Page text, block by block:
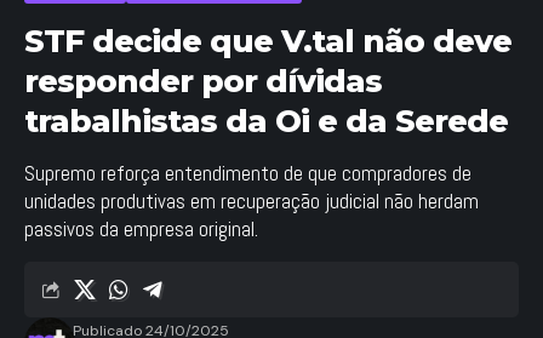
STF decide que V.tal não deve
responder por dívidas
trabalhistas da Oi e da Serede
Supremo reforça entendimento de que compradores de
unidades produtivas em recuperação judicial não herdam
passivos da empresa original.
Publicado 24/10/2025